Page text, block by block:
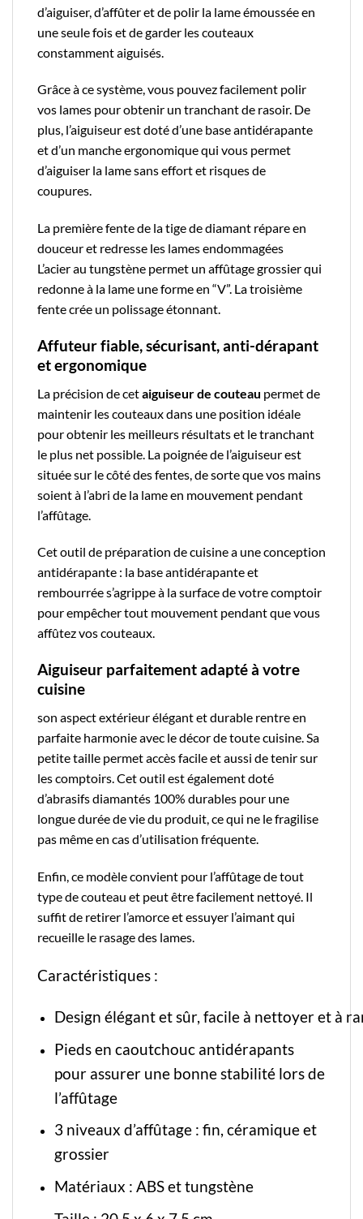
d’aiguiser, d’affûter et de polir la lame émoussée en
une seule fois et de garder les couteaux
constamment aiguisés.
Grâce à ce système, vous pouvez facilement polir
vos lames pour obtenir un tranchant de rasoir. De
plus, l’aiguiseur est doté d’une base antidérapante
et d’un manche ergonomique qui vous permet
d’aiguiser la lame sans effort et risques de
coupures.
La première fente de la tige de diamant répare en
douceur et redresse les lames endommagées
L’acier au tungstène permet un affûtage grossier qui
redonne à la lame une forme en “V”. La troisième
fente crée un polissage étonnant.
Affuteur fiable, sécurisant, anti-dérapant
et ergonomique
La précision de cetaiguiseur de couteau permet de
maintenir les couteaux dans une position idéale
pour obtenir les meilleurs résultats et le tranchant
le plus net possible. La poignée de l’aiguiseur est
située sur le côté des fentes, de sorte que vos mains
soient à l’abri de la lame en mouvement pendant
l’affûtage.
Cet outil de préparation de cuisinea une conception
antidérapante : la base antidérapante et
rembourrée s’agrippe à la surface de votre comptoir
pour empêcher tout mouvement pendant que vous
affûtez vos couteaux.
Aiguiseur parfaitement adapté à votre
cuisine
son aspect extérieur élégant et durable rentre en
parfaite harmonie avec le décor de toute cuisine. Sa
petite taille permet accès facile et aussi de tenir sur
les comptoirs. Cet outil est également doté
d’abrasifs diamantés 100% durables pour une
longue durée de vie du produit, ce qui ne le fragilise
pas même en cas d’utilisation fréquente.
Enfin, ce modèle convient pour l’affûtage de tout
type de couteau et peut être facilement nettoyé. Il
suffit de retirer l’amorce et essuyer l’aimant qui
recueille le rasage des lames.
Caractéristiques :
Design élégant et sûr, facile à nettoyer et à
Pieds en caoutchouc antidérapants
pour assurer une bonne stabilité lors de
l’affûtage
3 niveaux d’affûtage : fin, céramique et
grossier
Matériaux : ABS et tungstène